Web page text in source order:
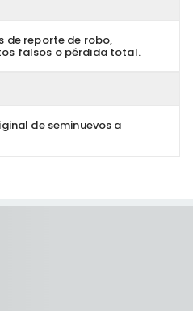
de reporte de robo,
falsos o pérdida total.
de seminuevos a